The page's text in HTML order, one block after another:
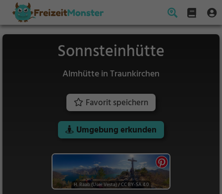
Sonnsteinhütte
Almhütte in Traunkirchen
Favorit speichern
Umgebung erkunden
H. Raab (User:Vesta)/CC BY-SA 4.0